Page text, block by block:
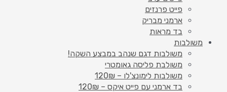
פייט פרנזים
ארמני מבריק
בד מראות
משולבות
משולבות דגם שנהב במבצע השקה!
משולבת פליסה גאומטרי
משולבות לימונצ'לו – 120₪
בד ארמני עם פייט איקס – 120₪